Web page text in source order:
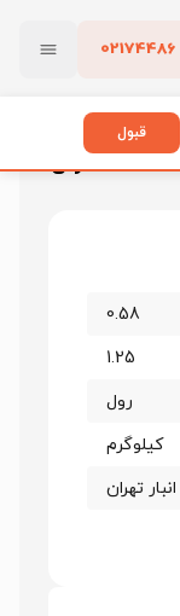
02174486
پاک کردن
ورق گالوانیزه فولاد مبارکه ضخامت 0.58 عرض
0.58
1.25
رول
کیلوگرم
انبار تهران
قبول